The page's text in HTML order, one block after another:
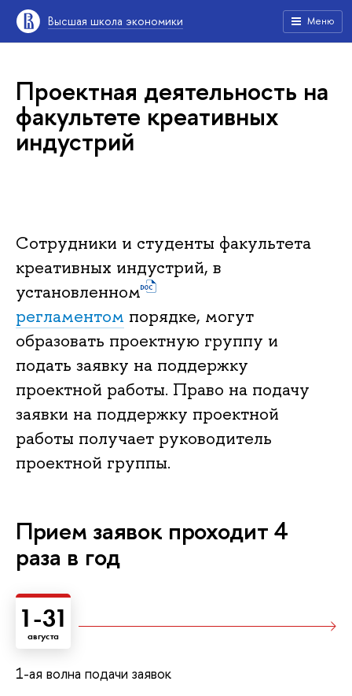
ысшая школа экономики Меню
Проектная деятельность на
факультете креативных
индустрий
Сотрудники и студенты факультета
креативных индустрий,
установленном
регламентом порядке, могут
образовать проектную группу и
подать заявку на поддержку
проектной работы. Право на подачу
заявки на поддержку проектной
работы получает руководитель
проектной группы.
Прием заявок проходит 4
раза в год
1-31
августа
1-ая волна подачи заявок